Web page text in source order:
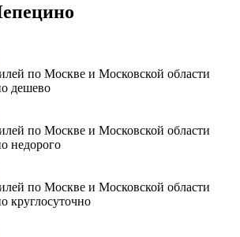
по Москве и Московской области
дешево
по Москве и Московской области
недорого
по Москве и Московской области
круглосуточно